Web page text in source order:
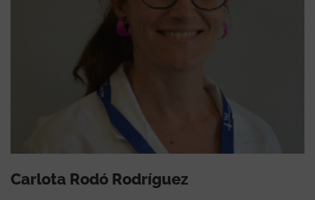
Carlota Rodó Rodríguez